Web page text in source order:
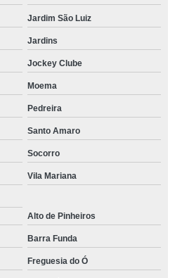
Jardim São Luiz
Jardins
Jockey Clube
Moema
Pedreira
Santo Amaro
Socorro
Vila Mariana
Alto de Pinheiros
Barra Funda
Freguesia do Ó